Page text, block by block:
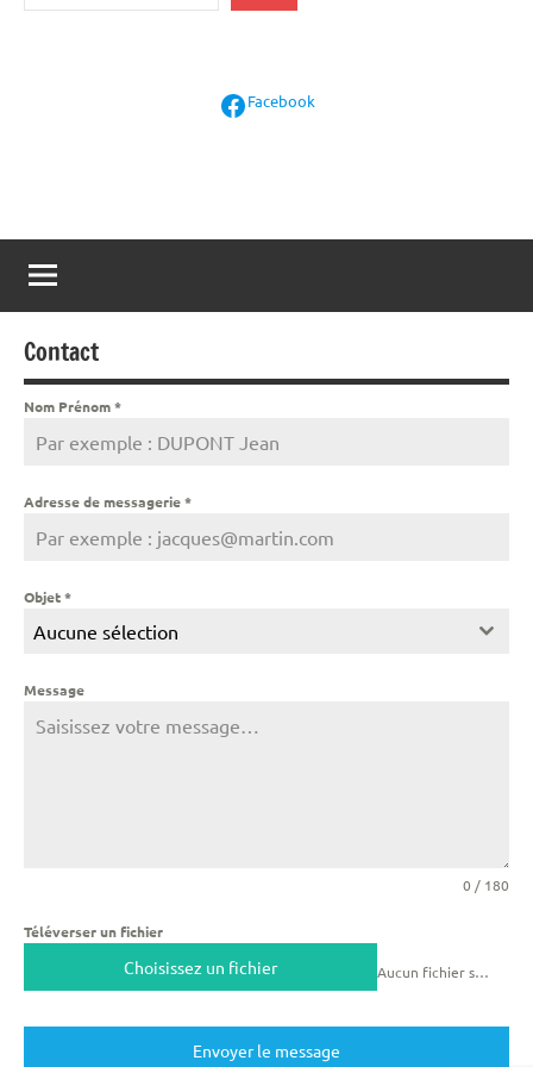
Facebook Facebook
Contact
Nom Prénom*
Adresse de messagerie*
Objet*
Aucune sélection
Message
0 / 180
Téléverser un fichier
Choisissez un fichier Aucun fichier sélectionné
Envoyer le message